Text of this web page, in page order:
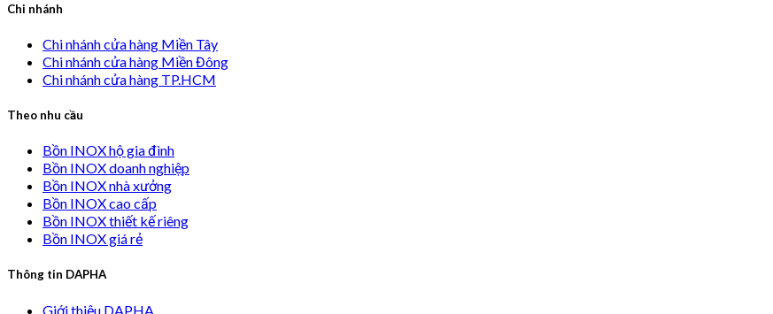
Chi nhánh
Chi nhánh cửa hàng Miền Tây
Chi nhánh cửa hàng Miền Đông
Chi nhánh cửa hàng TP.HCM
Theo nhu cầu
Bồn INOX hộ gia đình
Bồn INOX doanh nghiệp
Bồn INOX nhà xưởng
Bồn INOX cao cấp
Bồn INOX thiết kế riêng
Bồn INOX giá rẻ
Thông tin DAPHA
Giới thiệu DAPHA